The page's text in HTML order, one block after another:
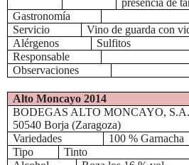
Gastronomía
Servicio
Vino de guarda con
Alérgenos
Sulfitos
Responsable
Observaciones
Alto Moncayo 2014
BODEGAS ALTO MONCAYO, S.A.
50540 Borja (Zaragoza)
Variedades
100 % Garnacha
Tipo
Tinto